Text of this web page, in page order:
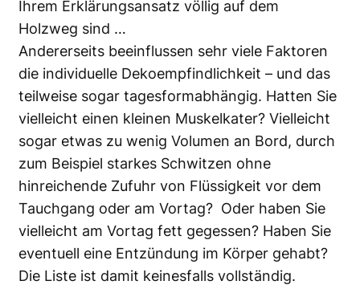
Ihrem Erklärungsansatz völlig auf dem
Holzweg sind …
Andererseits beeinflussen sehr viele Faktoren
die individuelle Dekoempfindlichkeit – und das
teilweise sogar tagesformabhängig. Hatten Sie
vielleicht einen kleinen Muskelkater? Vielleicht
sogar etwas zu wenig Volumen an Bord, durch
zum Beispiel starkes Schwitzen ohne
hinreichende Zufuhr von Flüssigkeit vor dem
Tauchgang oder am Vortag? Oder haben Sie
vielleicht am Vortag fett gegessen? Haben Sie
eventuell eine Entzündung im Körper gehabt?
Die Liste ist damit keinesfalls vollständig.